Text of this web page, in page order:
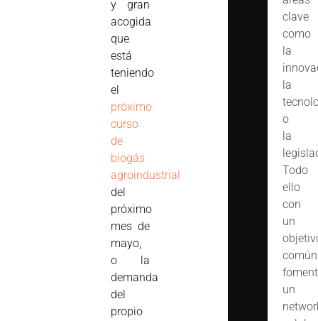
y gran
acogida
que
está
teniendo
el
próximo
curso
de
biogás
agroindustrial
del
próximo
mes de
mayo,
o la
demanda
del
propio
clave
como
la
la
o
la
Todo
ello
con
un
un